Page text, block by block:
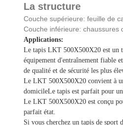
La structure
Couche supérieure: feuille de
Couche inférieure: chaussures
Applications:
Le tapis LKT 500X500X20 est un
équipement d'entraînement fiable
de qualité et de sécurité les plus
Le LKT 500X500X20 convient à
domicileLe tapis est parfait pour
Le LKT 500X500X20 est conçu
parfait état.
Si vous cherchez un tapis de